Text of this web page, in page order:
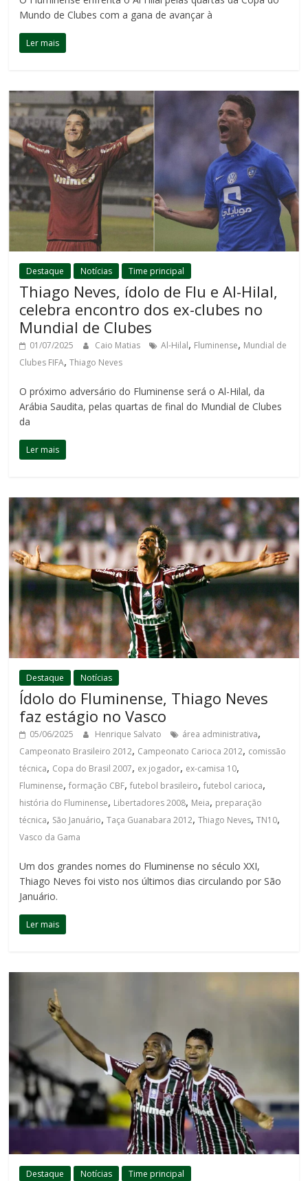
Mundo de Clubes com a gana de avançar à
Ler mais
Destaque Notícias Time principal
Thiago Neves, ídolo de Flu e Al-Hilal,
celebra encontro dos ex-clubes no
Mundial de Clubes
01/07/2025 Caio Matias Al-Hilal, Fluminense, Mundial de
Clubes FIFA,Thiago Neves
O próximo adversário do Fluminense será o Al-Hilal, da
Arábia Saudita, pelas quartas de final do Mundial de Clubes
da
Ler mais
Destaque Notícias
Ídolo do Fluminense, Thiago Neves
faz estágio no Vasco
05/06/2025 Henrique Salvato área administrativa,
Campeonato Brasileiro 2012, Campeonato Carioca 2012, comissão
técnica, Copa do Brasil 2007, ex jogador, ex-camisa 10,
Fluminense,formação CBF,futebol brasileiro,futebol carioca,
história do Fluminense, Libertadores 2008, Meia, preparação
técnica, São Januário,Taça Guanabara 2012,Thiago Neves,TN10,
Vasco da Gama
Um dos grandes nomes do Fluminense no século XXI,
Thiago Neves foi visto nos últimos dias circulando por São
Januário.
Ler mais
Destaque Notícias Time principal